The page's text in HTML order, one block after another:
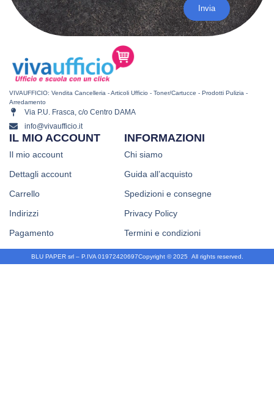
Invia
VIVAUFFICIO: Vendita Cancelleria - Articoli Ufficio - Toner/Cartucce - Prodotti Pulizia -
Arredamento
Via P.U. Frasca, c/o Centro DAMA
info@vivaufficio.it
INFORMAZIONI
Chi siamo
Guida all’acquisto
Spedizioni e consegne
Privacy Policy
Termini e condizioni
IL MIO ACCOUNT
Il mio account
Dettagli account
Carrello
Indirizzi
Pagamento
Copyright © 2025. All rights reserved.
BLU PAPER srl – P.IVA 01972420697